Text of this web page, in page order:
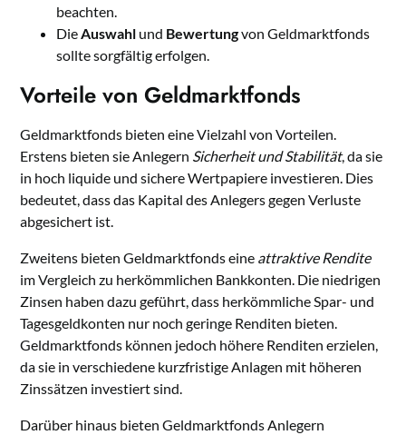
beachten.
DieAuswahl und Bewertungvon Geldmarktfonds
sollte sorgfältig erfolgen.
Vorteile von Geldmarktfonds
Geldmarktfonds bieten eine Vielzahl von Vorteilen.
Erstens bieten sie Anlegern Sicherheit und Stabilität, da sie
in hoch liquide und sichere Wertpapiere investieren. Dies
bedeutet, dass das Kapital des Anlegers gegen Verluste
abgesichert ist.
Zweitens bieten Geldmarktfonds eine attraktive Rendite
im Vergleich zu herkömmlichen Bankkonten. Die niedrigen
Zinsen haben dazu geführt, dass herkömmliche Spar- und
Tagesgeldkonten nur noch geringe Renditen bieten.
Geldmarktfonds können jedoch höhere Renditen erzielen,
da sie in verschiedene kurzfristige Anlagen mit höheren
Zinssätzen investiert sind.
Darüber hinaus bieten Geldmarktfonds Anlegern